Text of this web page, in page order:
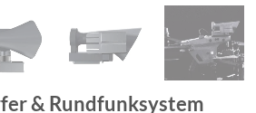
& Rundfunksystem